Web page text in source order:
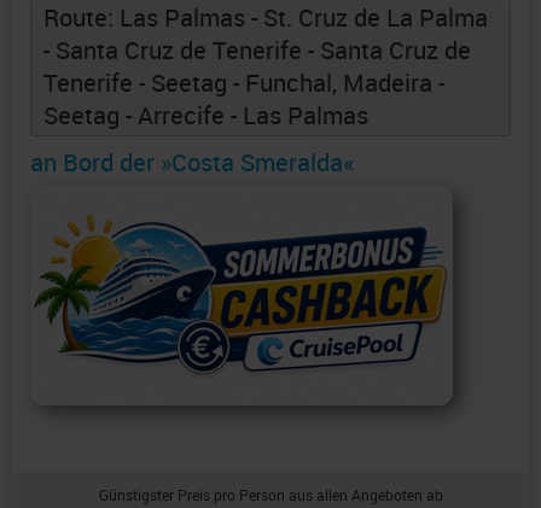
Route: Las Palmas - St. Cruz de La Palma
- Santa Cruz de Tenerife - Santa Cruz de
Tenerife - Seetag - Funchal, Madeira -
Seetag - Arrecife - Las Palmas
an Bord der »Costa Smeralda«
Günstigster Preis pro Person aus allen Angeboten ab